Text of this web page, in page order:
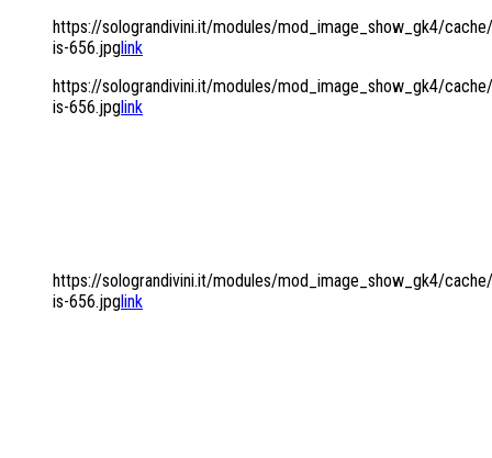
https://solograndivini.it/modules/mod_image_show_gk4/
is-656.jpglink
https://solograndivini.it/modules/mod_image_show_gk4/
is-656.jpglink
https://solograndivini.it/modules/mod_image_show_gk4/
is-656.jpglink